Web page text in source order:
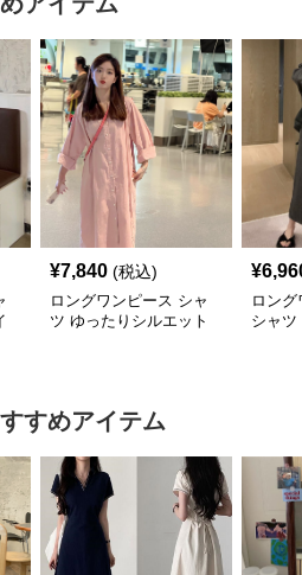
¥7,840 (税込)
ロングワンピース シャ
ツ ゆったりシルエット
¥
ロング
シャツ
すめアイテム